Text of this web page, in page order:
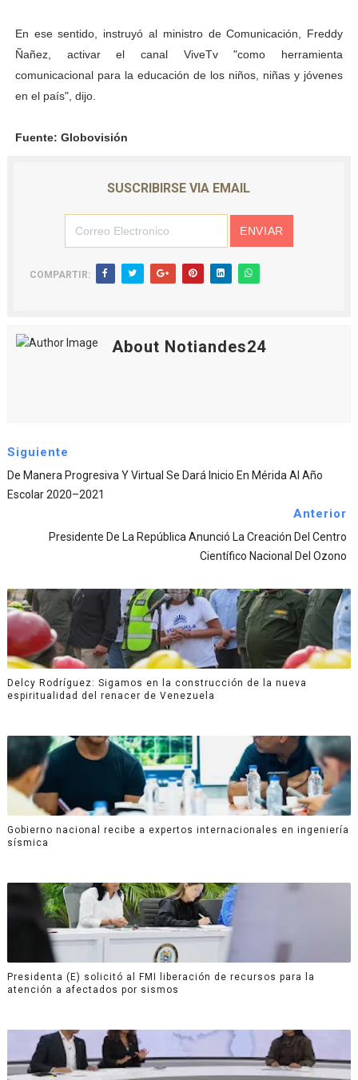
Venezuela Renace 2026 lleva sonrisas y prevención a
Mérida impulsa el mapa de conocimientos con
Complejo Educativo Talento Deportivo lanza Plan
Arnaldo Sánchez reinaugura Parque Recreacional
En ese sentido, instruyó al ministro de Comunicación, Freddy
Ñañez, activar el canal ViveTv "como herramienta
comunicacional para la educación de los niños, niñas y jóvenes
en el país", dijo.
Fuente: Globovisión
SUSCRIBIRSE VIA EMAIL
COMPARTIR:
About Notiandes24
Siguiente
De Manera Progresiva Y Virtual Se Dará Inicio En Mérida Al Año
Escolar 2020–2021
Anterior
Presidente De La República Anunció La Creación Del Centro
Científico Nacional Del Ozono
Delcy Rodríguez: Sigamos en la construcción de la nueva
espiritualidad del renacer de Venezuela
Gobierno nacional recibe a expertos internacionales en ingeniería
sísmica
Presidenta (E) solicitó al FMI liberación de recursos para la
atención a afectados por sismos